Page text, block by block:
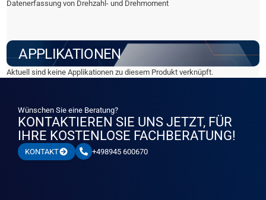
Datenerfassung von Drehzahl- und Drehmoment
APPLIKATIONEN
Aktuell sind keine Applikationen zu diesem Produkt verknüpft.
Wünschen Sie eine Beratung?
KONTAKTIEREN SIE UNS JETZT, FÜR
IHRE KOSTENLOSE FACHBERATUNG!
KONTAKT +498945 600670